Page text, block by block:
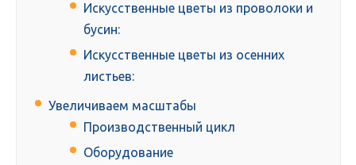
Искусственные цветы из проволоки и
бусин:
Искусственные цветы из осенних
листьев:
Увеличиваем масштабы
Производственный цикл
Оборудование